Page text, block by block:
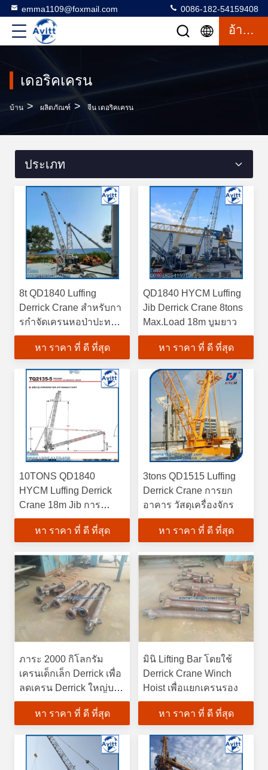
emma1109@foxmail.com 0086-182-54159408
อ้างอิง
เดอริคเครน
บ้าน > ผลิตภัณฑ์ > จีน เดอริคเครน
ประเภท
8t QD1840 Luffing
Derrick Crane สําหรับกา
รกําจัดเครนหอป่าปะทะ
ภายในในอินเดีย
หา ราคา ที่ ดี ที่สุด
QD1840 HYCM Luffing
Jib Derrick Crane 8tons
Max.Load 18m บูมยาว
หา ราคา ที่ ดี ที่สุด
10TONS QD1840
HYCM Luffing Derrick
Crane 18m Jib การ
ควบคุม VFD เต็ม
หา ราคา ที่ ดี ที่สุด
3tons QD1515 Luffing
Derrick Crane การยก
อาคาร วัสดุเครื่องจักร
หา ราคา ที่ ดี ที่สุด
ภาระ 2000 กิโลกรัม
เครนเด็กเล็ก Derrick เพื่อ
ลดเครน Derrick ใหญ่บน
ชั้นบน
หา ราคา ที่ ดี ที่สุด
มินิ Lifting Bar โดยใช้
Derrick Crane Winch
Hoist เพื่อแยกเครนรอง
หา ราคา ที่ ดี ที่สุด